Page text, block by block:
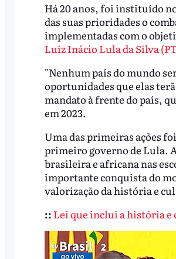
Há 20 anos, foi instituído
das suas prioridades o
implementadas com o
Luiz Inácio Lula da Silva
"Nenhum país do mundo
oportunidades que elas
mandato à frente do país,
em 2023.
Uma das primeiras ações
primeiro governo de Lula.
brasileira e africana nas
importante conquista do
valorização da história e
:: Lei que inclui a história e